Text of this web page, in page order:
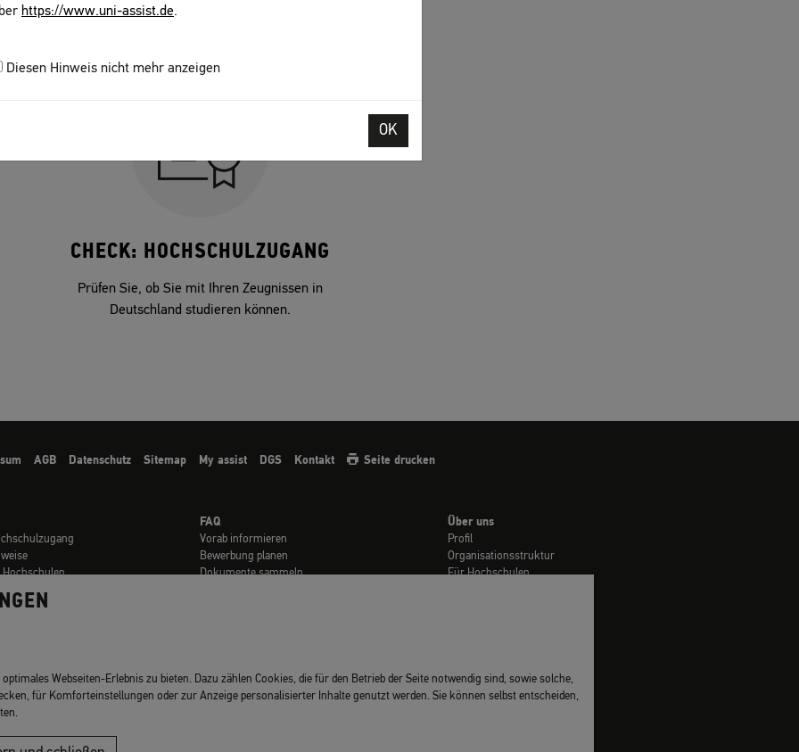
https://www.uni-assist.de.
Diesen Hinweis nicht mehr anzeigen
OK
MEHR INFORMATIONEN?
CHECK: HOCHSCHULZUGANG
Prüfen Sie, ob Sie mit Ihren Zeugnissen in
Deutschland studieren können.
AGB Datenschutz Sitemap My assist DGS Kontakt Seite drucken
FAQ
Vorab informieren
Bewerbung planen
Dokumente sammeln
Über uns
Profil
Organisationsstruktur
Für Hochschulen
Webseiten-Erlebnis zu bieten. Dazu zählen Cookies, die für den Betrieb der Seite notwendig sind, sowie solche,
für Komforteinstellungen oder zur Anzeige personalisierter Inhalte genutzt werden. Sie können selbst entscheiden,